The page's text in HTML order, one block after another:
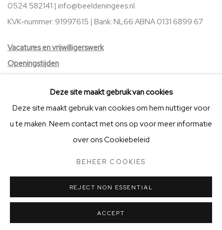
0524 582141 | info@beeldeningees.nl
KVK-nummer: 91997615 | Bank: NL66 ABNA 0131 6899 67
Vacaturesen vrijwilligerswerk
Openingstijden
Deze site maakt gebruik van cookies
Deze site maakt gebruik van cookies om hem nuttiger voor
u te maken. Neem contact met ons op voor meer informatie
over ons Cookiebeleid
BEHEER COOKIES
REJECT NON ESSENTIAL
ACCEPT